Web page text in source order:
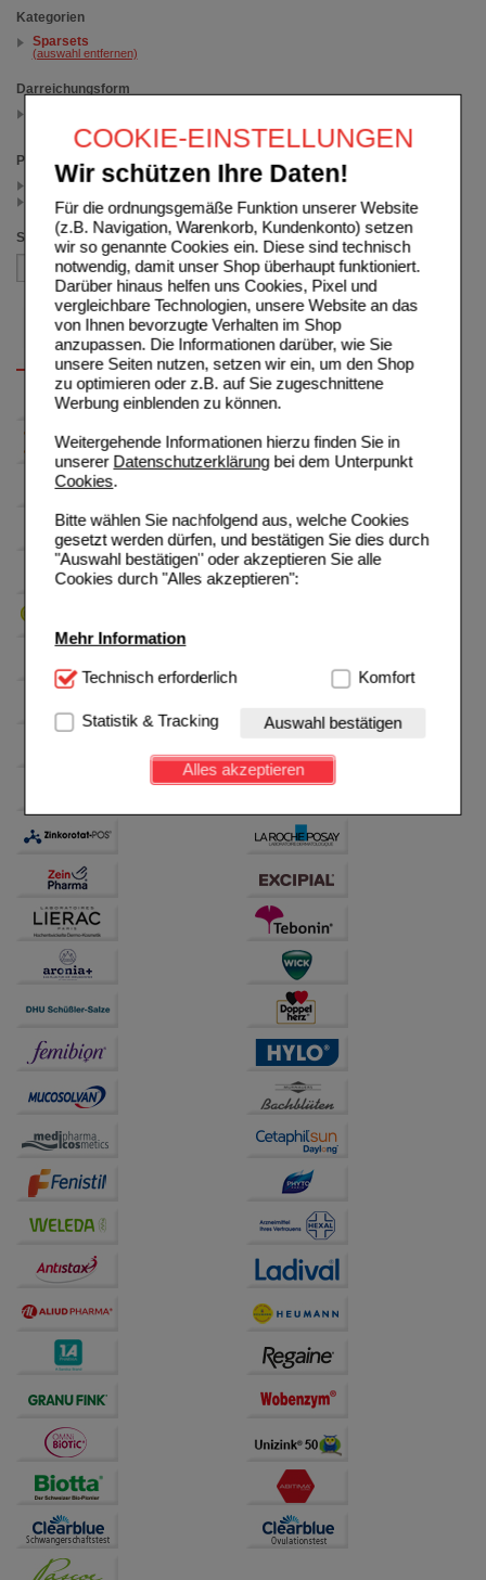
COOKIE-EINSTELLUNGEN
Wir schützen Ihre Daten!
Für die ordnungsgemäße Funktion unserer Website
(z.B. Navigation, Warenkorb, Kundenkonto) setzen
wir so genannte Cookies ein. Diese sind technisch
notwendig, damit unser Shop überhaupt funktioniert.
Darüber hinaus helfen uns Cookies, Pixel und
vergleichbare Technologien, unsere Website an das
von Ihnen bevorzugte Verhalten im Shop
anzupassen. Die Informationen darüber, wie Sie
unsere Seiten nutzen, setzen wir ein, um den Shop
zu optimieren oder z.B. auf Sie zugeschnittene
Werbung einblenden zu können.
Weitergehende Informationen hierzu finden Sie in
unserer Datenschutzerklärungbei dem Unterpunkt
Cookies.
Bitte wählen Sie nachfolgend aus, welche Cookies
gesetzt werden dürfen, und bestätigen Sie dies durch
"Auswahl bestätigen" oder akzeptieren Sie alle
Cookies durch "Alles akzeptieren":
Mehr Information
Technisch Notwendig:Hierbei handelt es sich um
Website notwendig sind (z.B. Navigation, Warenkorb,
Kundenkonto), weshalb auf diese nicht verzichtet
werden kann.
Einkaufserlebnis noch ansprechender zu gestalten,
beispielsweise für die Wiedererkennung des
Verhaltensweisen (z.B. Spracheinstellung)
anzupassen. Komfort-Cookies ermöglichen es uns
auch auf Ihre Bedürfnisse zugeschrittene Inhalte
anzuzeigen und unser Partnerprogramm zu
betreiben.
Hierüber lassen sich
Informationen über die Art und Weise der Nutzung
unserer Website sammeln, mit deren Hilfe wir unsere
Website weiter für Sie optimieren können, den Inhalt
auf unserer Website aber auch die Werbung auf
Drittseiten möglichst relevant für Sie zu gestalten.
Bitte beachten Sie, dass Daten hierfür teilweise an
Dritte wie z.B. Google oder soziale Medien
übertragen werden.
Technisch erforderlich Komfort
Statistik & Tracking Auswahl bestätigen
Alles akzeptieren
Kategorien
Sparsets
(auswahl entfernen)
Darreichungsform
Preis
< 82.50 (1)
>= 82.50 (1)
Sortieren nach